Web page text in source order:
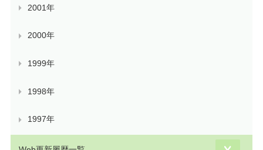
2001年
2000年
1999年
1998年
1997年